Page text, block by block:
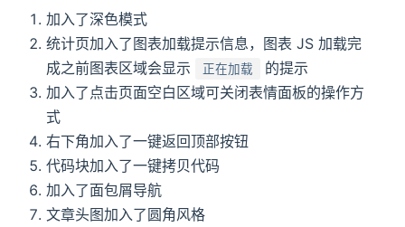
加入了深色模式
统计页加入了图表加载提示信息，图表 JS 加载完
成之前图表区域会显示
正在加载
的提示
加入了点击页面空白区域可关闭表情面板的操作方
式
右下角加入了一键返回顶部按钮
代码块加入了一键拷贝代码
加入了面包屑导航
文章头图加入了圆角风格